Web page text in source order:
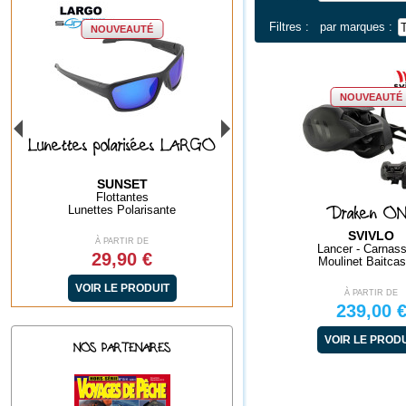
Filtres : par marques :
NOUVEAUTÉ
Draken
SVIVLO
Lancer -
Moulinet
À PARTIR DE
239,00 €
VOIR LE
NOUVEAUTÉ
Lunettes polarisées BAYA
SUNSET
Flottantes
Lunettes Polarisante
À PARTIR DE
29,90 €
VOIR LE PRODUIT
NOUVEAUTÉ
Lunettes polarisées
ICE BLUE
Lunettes
À PARTIR DE
29,90 €
VOIR LE PRODUIT
NOS PARTENAIRES